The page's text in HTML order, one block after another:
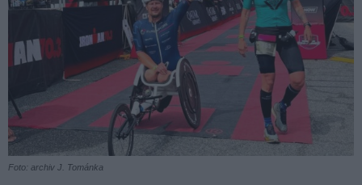
Foto: archiv J. Tománka